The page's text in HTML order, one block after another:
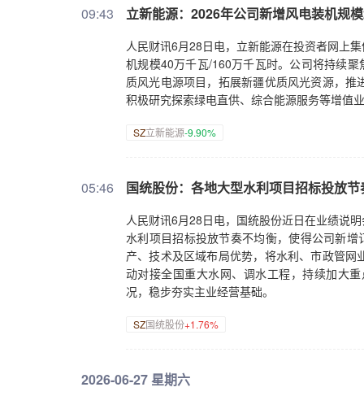
09:43 立新能源：2026年公司新增风电装机规
人民财讯6月28日电，立新能源在投资者网上
机规模40万千瓦/160万千瓦时。公司将持续
质风光电源项目，拓展新疆优质风光资源，
积极研究探索绿电直供、综合能源服务等增值
SZ立新能源-9.90%
05:46 国统股份：各地大型水利项目招标投放
人民财讯6月28日电，国统股份近日在业绩说
水利项目招标投放节奏不均衡，使得公司新
产、技术及区域布局优势，将水利、市政管
动对接全国重大水网、调水工程，持续加大
况，稳步夯实主业经营基础。
SZ国统股份+1.76%
2026-06-27 星期六